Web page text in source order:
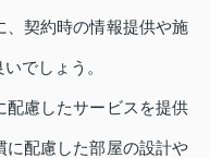
、契約時の情報提供や施
でしょう。
配慮したサービスを提供
に配慮した部屋の設計や